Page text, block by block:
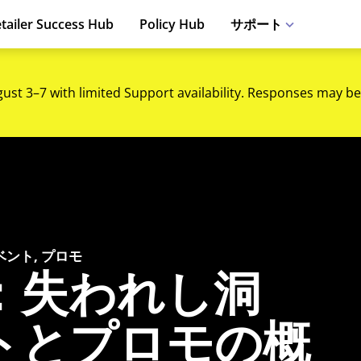
Success Hub Policy Hub サポート
3–7 with limited Support availability. Responses may
ト, プロモ
失われし洞
とプロモの概